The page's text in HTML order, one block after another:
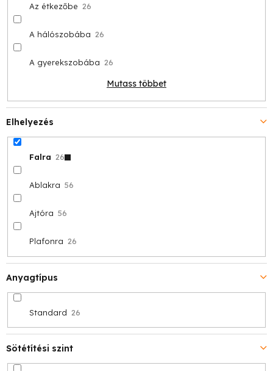
Az étkezőbe 26
A hálószobába 26
A gyerekszobába 26
Mutass többet
Elhelyezés
Falra 26
Ablakra 56
Ajtóra 56
Plafonra 26
Anyagtípus
Standard 26
Sötétítési szint